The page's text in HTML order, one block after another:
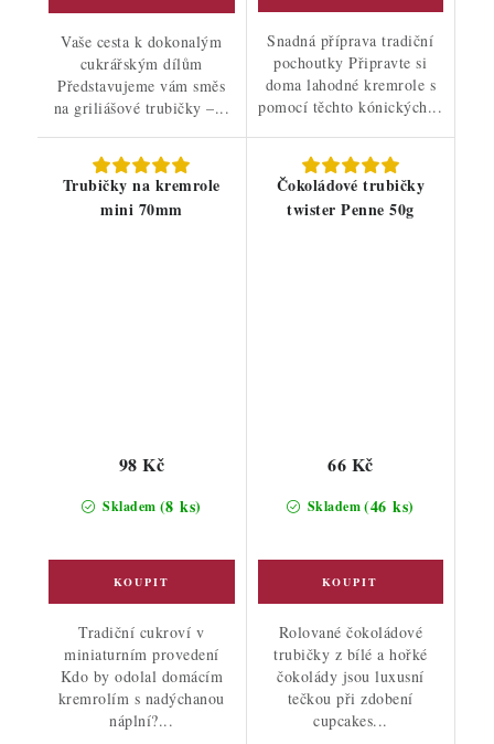
Vaše cesta k dokonalým
cukrářským dílům
Představujeme vám směs
na griliášové trubičky –...
Snadná příprava tradiční
pochoutky Připravte si
doma lahodné kremrole s
pomocí těchto kónických...
Trubičky na kremrole
mini 70mm
Skladem (8 ks)
98 Kč
Tradiční cukroví v
miniaturním provedení
Kdo by odolal domácím
kremrolím s nadýchanou
náplní?...
Čokoládové trubičky
twister Penne 50g
Skladem(46 ks)
66 Kč
Rolované čokoládové
trubičky z bílé a hořké
čokolády jsou luxusní
tečkou při zdobení
cupcakes...